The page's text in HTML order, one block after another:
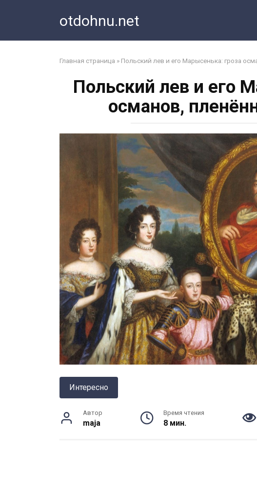
otdohnu.net
Главная страница » Польский лев и его Марысенька: гроза
Польский лев и его
османов,
Интересно
Автор
maja
Время чтения
8 мин.